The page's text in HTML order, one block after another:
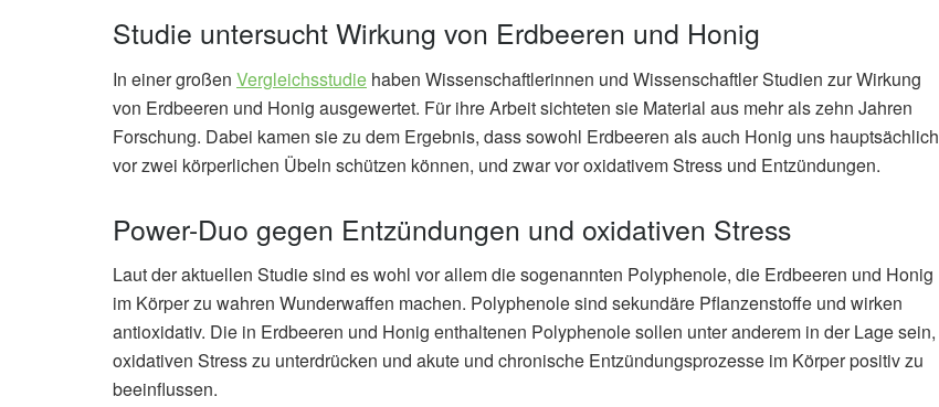
Studie untersucht Wirkung von Erdbeeren und Honig
In einer großen Vergleichsstudie haben Wissenschaftlerinnen und Wissenschaftler Studien zur Wirkung
von Erdbeeren und Honig ausgewertet. Für ihre Arbeit sichteten sie Material aus mehr als zehn Jahren
Forschung. Dabei kamen sie zu dem Ergebnis, dass sowohl Erdbeeren als auch Honig uns hauptsächlich
vor zwei körperlichen Übeln schützen können, und zwar vor oxidativem Stress und Entzündungen.
Power-Duo gegen Entzündungen und oxidativen Stress
Laut der aktuellen Studie sind es wohl vor allem die sogenannten Polyphenole, die Erdbeeren und Honig
im Körper zu wahren Wunderwaffen machen. Polyphenole sind sekundäre Pflanzenstoffe und wirken
antioxidativ. Die in Erdbeeren und Honig enthaltenen Polyphenole sollen unter anderem in der Lage sein,
oxidativen Stress zu unterdrücken und akute und chronische Entzündungsprozesse im Körper positiv zu
beeinflussen.